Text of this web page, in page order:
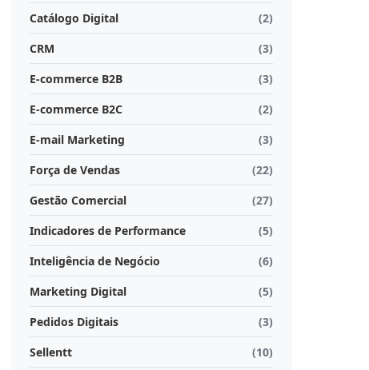
Catálogo Digital
(2)
CRM
(3)
E-commerce B2B
(3)
E-commerce B2C
(2)
E-mail Marketing
(3)
Força de Vendas
(22)
Gestão Comercial
(27)
Indicadores de Performance
(5)
Inteligência de Negócio
(6)
Marketing Digital
(5)
Pedidos Digitais
(3)
Sellentt
(10)